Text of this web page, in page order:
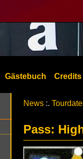
Gästebuch Credits
News :.
Pass: